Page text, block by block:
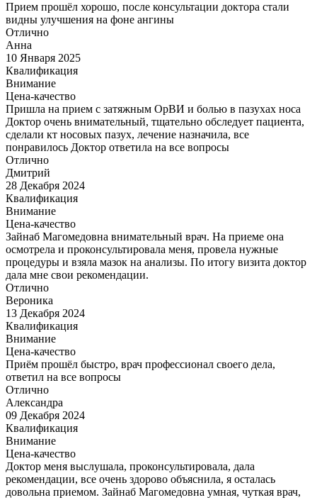
Прием прошёл хорошо, после консультации доктора стали
видны улучшения на фоне ангины
Отлично
Анна
10 Января 2025
Квалификация
Внимание
Цена-качество
Пришла на прием с затяжным ОрВИ и болью в пазухах носа
Доктор очень внимательный, тщательно обследует пациента,
сделали кт носовых пазух, лечение назначила, все
понравилось Доктор ответила на все вопросы
Отлично
Дмитрий
28 Декабря 2024
Квалификация
Внимание
Цена-качество
Зайнаб Магомедовна внимательный врач. На приеме она
осмотрела и проконсультировала меня, провела нужные
процедуры и взяла мазок на анализы. По итогу визита доктор
дала мне свои рекомендации.
Отлично
Вероника
13 Декабря 2024
Квалификация
Внимание
Цена-качество
Приём прошёл быстро, врач профессионал своего дела,
ответил на все вопросы
Отлично
Александра
09 Декабря 2024
Квалификация
Внимание
Цена-качество
Доктор меня выслушала, проконсультировала, дала
рекомендации, все очень здорово объяснила, я осталась
довольна приемом. Зайнаб Магомедовна умная, чуткая врач,